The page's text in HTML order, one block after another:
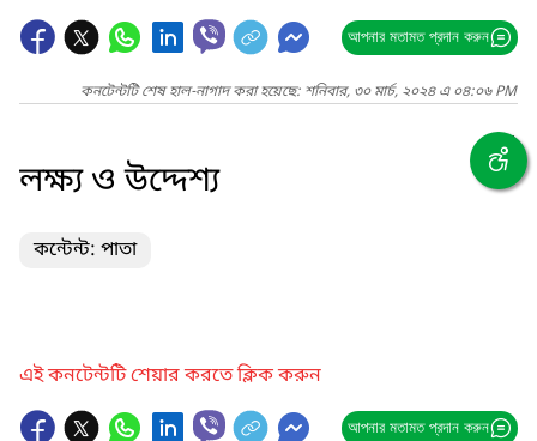
আপনার মতামত প্রদান করুন
কনটেন্টটি শেষ হাল-নাগাদ করা হয়েছে: শনিবার, ৩০ মার্চ, ২০২৪ এ ০৪:০৬ PM
লক্ষ্য ও উদ্দেশ্য
কন্টেন্ট: পাতা
এই কনটেন্টটি শেয়ার করতে ক্লিক করুন
আপনার মতামত প্রদান করুন